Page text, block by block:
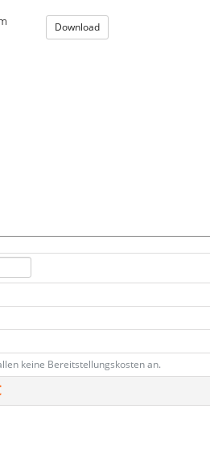
Download
keine Bereitstellungskosten an.